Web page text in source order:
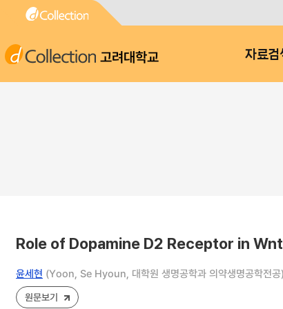
고려대학교 자료검
Role of Dopamine D2 Receptor in
윤세현 (Yoon, Se Hyoun, 대학원 생명공학과 의약생명공학전공)
원문보기